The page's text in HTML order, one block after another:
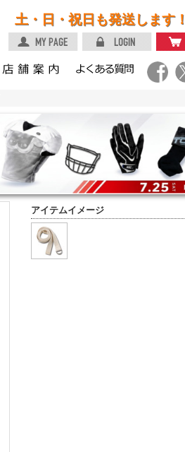
土・日・祝日も発送します！
アイテムイメージ